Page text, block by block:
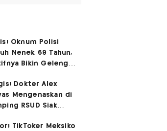
Oknum Polisi
Nenek 69 Tahun,
Bikin Geleng
Dokter Alex
Mengenaskan di
RSUD Siak
TikToker Meksiko